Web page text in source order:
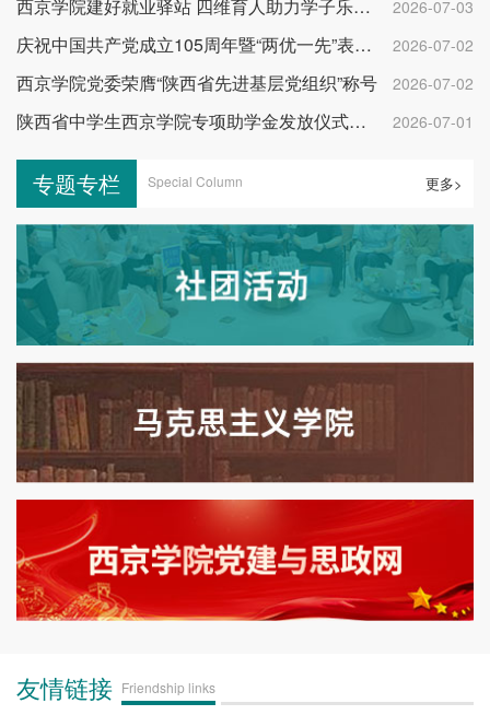
西京学院建好就业驿站 四维育人助力学子乐业成才 2026-07-03
庆祝中国共产党成立105周年暨“两优一先”表彰大会举行 2026-07-02
西京学院党委荣膺“陕西省先进基层党组织”称号 2026-07-02
陕西省中学生西京学院专项助学金发放仪式举行 2026-07-01
专题专栏 Special Column 更多>
友情链接 Friendship links